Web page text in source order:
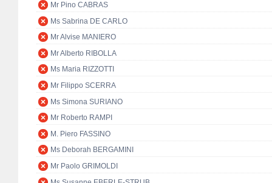
Mr Pino CABRAS
Ms Sabrina DE CARLO
Mr Alvise MANIERO
Mr Alberto RIBOLLA
Ms Maria RIZZOTTI
Mr Filippo SCERRA
Ms Simona SURIANO
Mr Roberto RAMPI
M. Piero FASSINO
Ms Deborah BERGAMINI
Mr Paolo GRIMOLDI